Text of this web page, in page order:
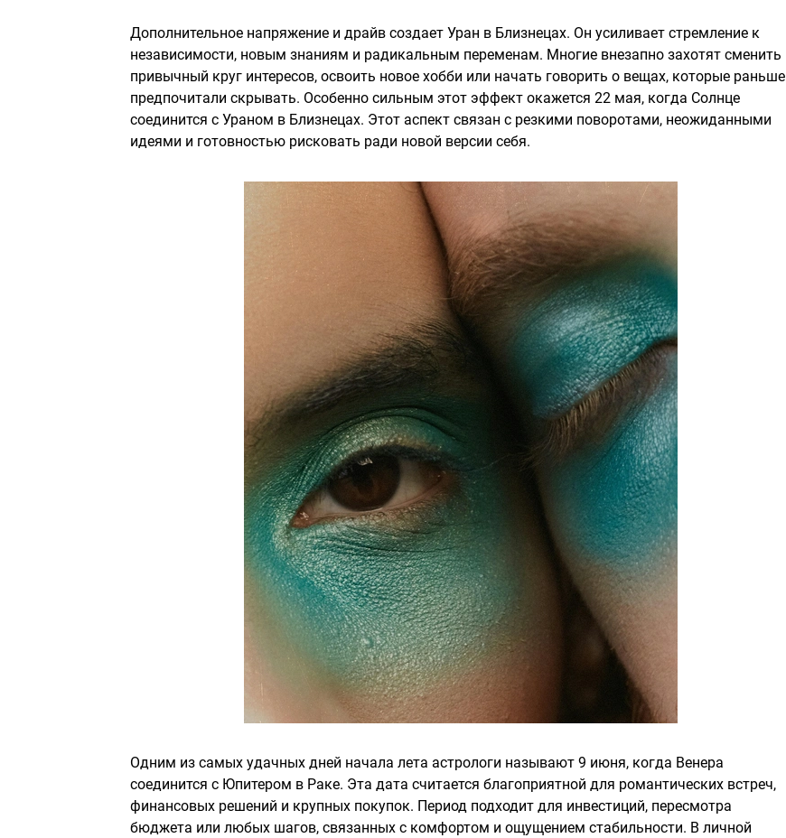
Дополнительное напряжение и драйв создает Уран в Близнецах. Он усиливает стремление к
независимости, новым знаниям и радикальным переменам. Многие внезапно захотят сменить
привычный круг интересов, освоить новое хобби или начать говорить о вещах, которые раньше
предпочитали скрывать. Особенно сильным этот эффект окажется 22 мая, когда Солнце
соединится с Ураном в Близнецах. Этот аспект связан с резкими поворотами, неожиданными
идеями и готовностью рисковать ради новой версии себя.
Одним из самых удачных дней начала лета астрологи называют 9 июня, когда Венера
соединится с Юпитером в Раке. Эта дата считается благоприятной для романтических встреч,
финансовых решений и крупных покупок. Период подходит для инвестиций, пересмотра
бюджета или любых шагов, связанных с комфортом и ощущением стабильности. В личной